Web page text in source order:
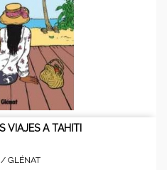
VIAJES A TAHITI
/ GLÉNAT